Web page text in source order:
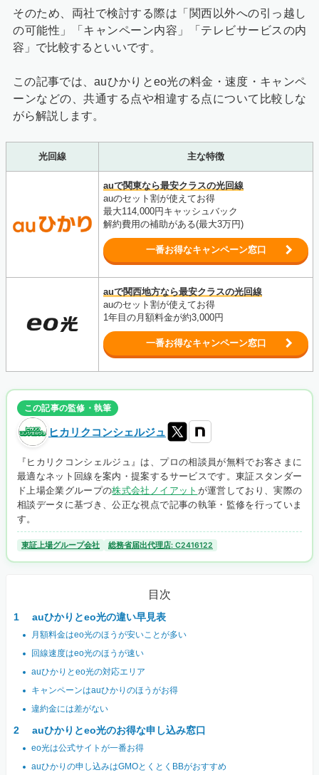
そのため、両社で検討する際は「関西以外への引っ越し
の可能性」「キャンペーン内容」「テレビサービスの内
容」で比較するといいです。
この記事では、auひかりとeo光の料金・速度・キャンペ
ーンなどの、共通する点や相違する点について比較しな
がら解説します。
光回線 主な特徴
auで関東なら最安クラスの光回線
auのセット割が使えてお得
最大114,000円 キャッシュバック
解約費用の補助がある(最大3万円)
一番お得なキャンペーン窓口
auで関西地方なら最安クラスの光回線
auのセット割が使えてお得
1年目の月額料金が約3,000円
一番お得なキャンペーン窓口
この記事の監修・執筆
ヒカリクコンシェルジュ
『ヒカリクコンシェルジュ』は、プロの相談員が無料でお客さまに
最適なネット回線を案内・提案するサービスです。東証スタンダー
ド上場企業グループの株式会社ノイアット が運営しており、実際の
相談データに基づき、公正な視点で記事の執筆・監修を行っていま
す。
東証上場グループ会社 総務省届出代理店: C2416122
目次
auひかりとeo光の違い早見表
月額料金はeo光のほうが安いことが多い
回線速度はeo光のほうが速い
auひかりとeo光の対応エリア
キャンペーンはauひかりのほうがお得
違約金には差がない
auひかりとeo光のお得な申し込み窓口
eo光は公式サイトが一番お得
auひかりの申し込みはGMOとくとくBBがおすすめ